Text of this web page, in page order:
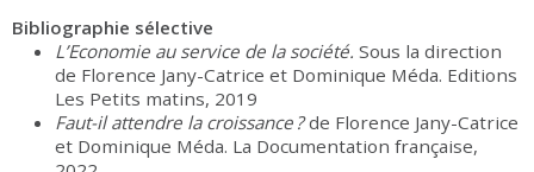
Bibliographie sélective
L’Economie au service de la société. Sous la direction
de Florence Jany-Catrice et Dominique Méda. Editions
Les Petits matins, 2019
Faut-il attendre la croissance ? de Florence Jany-Catrice
et Dominique Méda. La Documentation française,